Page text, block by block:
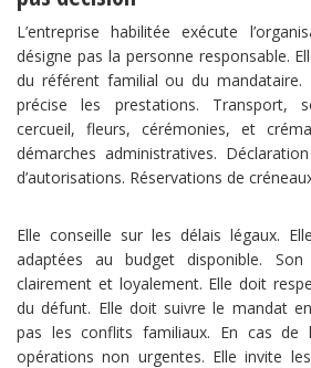
L’entreprise habilitée exécute
désigne pas la personne responsable.
du référent familial ou du mandataire.
précise les prestations. Transport,
cercueil, fleurs, cérémonies, et
démarches administratives.
d’autorisations. Réservations de
Elle conseille sur les délais légaux.
adaptées au budget disponible.
clairement et loyalement. Elle doit
du défunt. Elle doit suivre le mandat
pas les conflits familiaux. En cas de
opérations non urgentes. Elle invite